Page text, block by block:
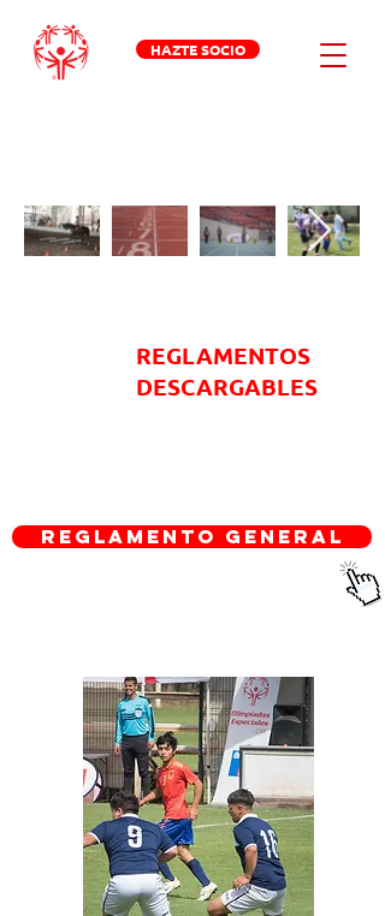
HAZTE SOCIO
REGLAMENTOS
DESCARGABLES
Reglamento General